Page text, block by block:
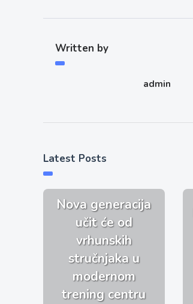
Written by
admin
Latest Posts
Nova generacija
učit će od
vrhunskih
stručnjaka u
modernom
trening centru